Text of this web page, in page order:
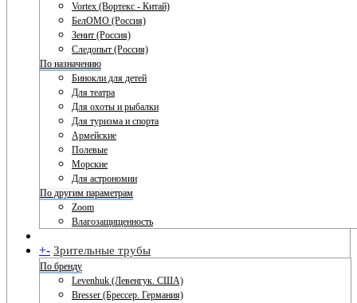
Vortex (Вортекс - Китай)
БелОМО (Россия)
Зенит (Россия)
Следопыт (Россия)
По назначению
Бинокли для детей
Для театра
Для охоты и рыбалки
Для туризма и спорта
Армейские
Полевые
Морские
Для астрономии
По другим параметрам
Zoom
Влагозащищенность
+- Зрительные трубы
По бренду
Levenhuk (Левенгук. США)
Bresser (Брессер. Германия)